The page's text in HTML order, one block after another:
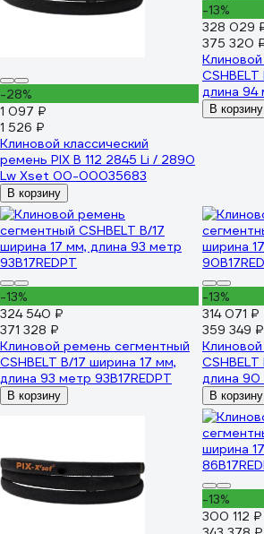
-28%
1 097 ₽
1 526 ₽
Клиновой классический
ремень PIX B 112 2845 Li / 2890
Lw Xset 00-00035683
В корзину
-13%
328 029
375 320
длина 94
В корзину
-13%
324 540 ₽
371 328 ₽
Клиновой ремень сегментный
CSHBELT B/17 ширина 17 мм,
длина 93 метр 93B17REDPT
В корзину
-13%
314 071 ₽
359 349 ₽
длина 90
В корзину
-13%
300 112 ₽